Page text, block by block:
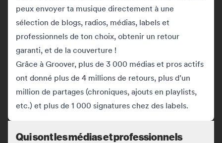
peux envoyer ta musique directement à une
sélection de blogs, radios, médias, labels et
professionnels de ton choix, obtenir un retour
garanti, et de la couverture !
Grâce à Groover, plus de 3 000 médias et pros actifs
ont donné plus de 4 millions de retours, plus d’un
million de partages (chroniques, ajouts en playlists,
etc.) et plus de 1 000 signatures chez des labels.
Qui sont les médias et professionnels